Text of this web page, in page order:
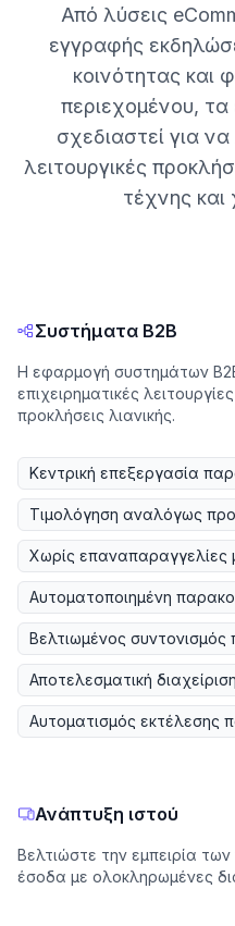
Από λύσεις
εγγραφής
κοινότητας και
περιεχομένου,
σχεδιαστεί για
λειτουργικές
τέχνης και
Συστήματα B2B
Η εφαρμογή συστημάτων
επιχειρηματικές
προκλήσεις λιανικής.
Κεντρική επεξεργασία
Τιμολόγηση αναλόγως
Χωρίς επαναπαραγγελίες
Αυτοματοποιημένη
Βελτιωμένος
Αποτελεσματική
Αυτοματισμός εκτέλεσης
Ανάπτυξη ιστού
Βελτιώστε την εμπειρία
έσοδα με ολοκληρωμένες